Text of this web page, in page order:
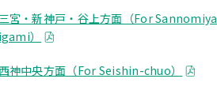
宮・新神戸・谷上方面（For
）
神中央方面（For Seishin-chuo）